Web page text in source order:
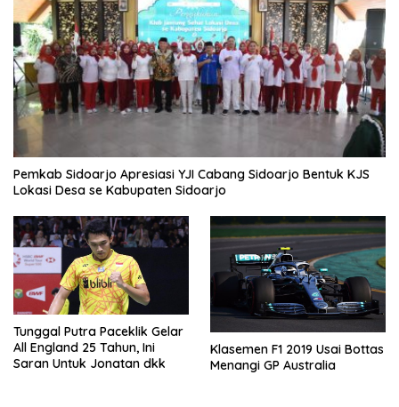
Pemkab Sidoarjo Apresiasi YJI Cabang Sidoarjo Bentuk KJS
Lokasi Desa se Kabupaten Sidoarjo
Tunggal Putra Paceklik Gelar
All England 25 Tahun, Ini
Saran Untuk Jonatan dkk
Klasemen F1 2019 Usai Bottas
Menangi GP Australia